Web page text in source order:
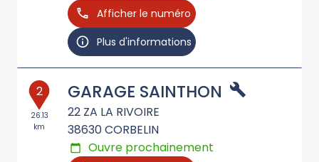
Afficher le numéro
Plus d'informations
2
26.13
km
GARAGE SAINTHON
22 ZA LA RIVOIRE
38630CORBELIN
Ouvre prochainement